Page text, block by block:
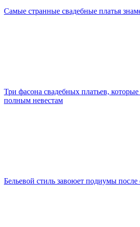
Самые странные свадебные платья
Три фасона свадебных платьев,
полным невестам
Бельевой стиль завоюет подиумы после